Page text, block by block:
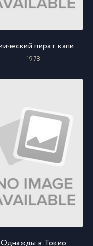
Космический пират капитан Харлок
1978
Однажды в Токио